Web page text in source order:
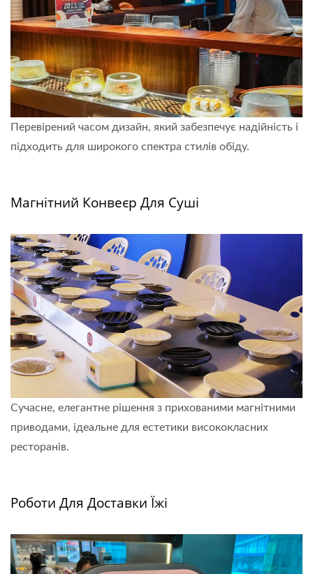
Перевірений часом дизайн, який забезпечує надійність і
підходить для широкого спектра стилів обіду.
Магнітний Конвеєр Для Суші
Сучасне, елегантне рішення з прихованими магнітними
приводами, ідеальне для естетики висококласних
ресторанів.
Роботи Для Доставки Їжі